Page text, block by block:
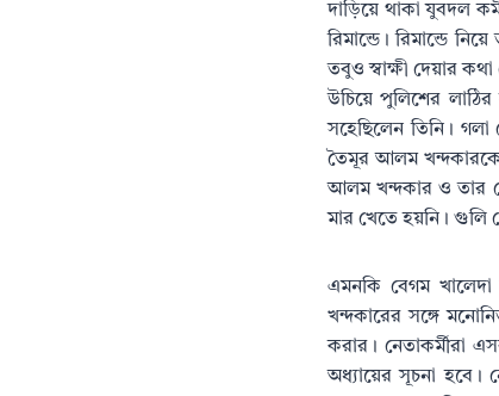
দাড়িয়ে থাকা যুবদল
রিমান্ডে। রিমান্ডে
তবুও স্বাক্ষী দেয়ার
উচিয়ে পুলিশের
সহেছিলেন তিনি। গলা
তৈমূর আলম খন্দকারকে
আলম খন্দকার ও তার
মার খেতে হয়নি। গুলি
এমনকি বেগম
খন্দকারের সঙ্গে
করার। নেতাকর্মীরা
অধ্যায়ের সূচনা হবে।